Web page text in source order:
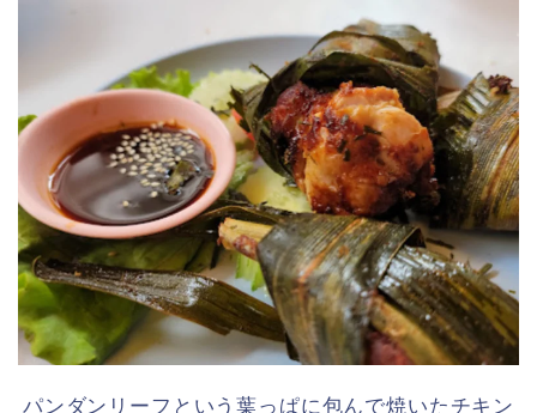
パンダンリーフという葉っぱに包んで焼いたチキン